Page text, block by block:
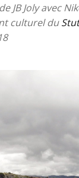
JB Joly avec
culturel du